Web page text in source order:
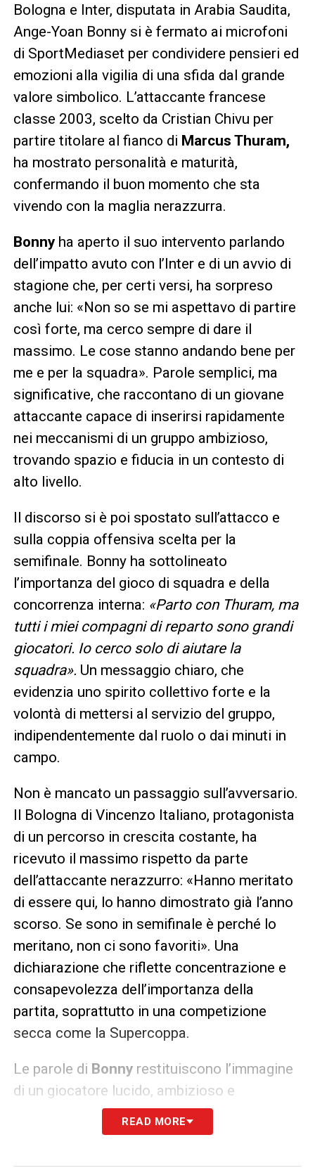
Bologna e Inter, disputata in Arabia Saudita,
Ange-Yoan Bonny si è fermato ai microfoni
di SportMediaset per condividere pensieri ed
emozioni alla vigilia di una sfida dal grande
valore simbolico. L’attaccante francese
classe 2003, scelto da Cristian Chivu per
partire titolare al fianco di Marcus Thuram,
ha mostrato personalità e maturità,
confermando il buon momento che sta
vivendo con la maglia nerazzurra.
Bonny ha aperto il suo intervento parlando
dell’impatto avuto con l’Inter e di un avvio di
stagione che, per certi versi, ha sorpreso
anche lui: «Non so se mi aspettavo di partire
così forte, ma cerco sempre di dare il
massimo. Le cose stanno andando bene per
me e per la squadra». Parole semplici, ma
significative, che raccontano di un giovane
attaccante capace di inserirsi rapidamente
nei meccanismi di un gruppo ambizioso,
trovando spazio e fiducia in un contesto di
alto livello.
Il discorso si è poi spostato sull’attacco e
sulla coppia offensiva scelta per la
semifinale. Bonny ha sottolineato
l’importanza del gioco di squadra e della
concorrenza interna: «Parto con Thuram, ma
tutti i miei compagni di reparto sono grandi
giocatori. Io cerco solo di aiutare la
squadra». Un messaggio chiaro, che
evidenzia uno spirito collettivo forte e la
volontà di mettersi al servizio del gruppo,
indipendentemente dal ruolo o dai minuti in
campo.
Non è mancato un passaggio sull’avversario.
Il Bologna di Vincenzo Italiano, protagonista
di un percorso in crescita costante, ha
ricevuto il massimo rispetto da parte
dell’attaccante nerazzurro: «Hanno meritato
di essere qui, lo hanno dimostrato già l’anno
scorso. Se sono in semifinale è perché lo
meritano, non ci sono favoriti». Una
dichiarazione che riflette concentrazione e
consapevolezza dell’importanza della
partita, soprattutto in una competizione
secca come la Supercoppa.
Le parole di Bonny restituiscono l’immagine
di un giocatore lucido, ambizioso e
pienamente calato nella realtàInter
nerazzurri la Supercoppaè un’occasione
READ MORE